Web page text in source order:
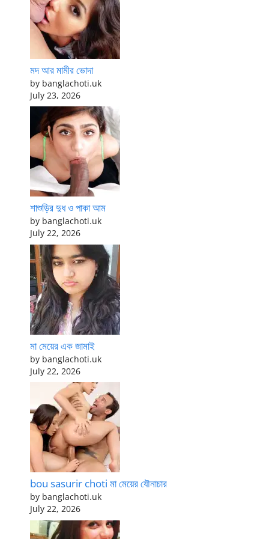
মদ আর মামীর ভোদা
by banglachoti.uk
July 23, 2026
শাশুড়ির দুধ ও পাকা আম
by banglachoti.uk
July 22, 2026
মা মেয়ের এক জামাই
by banglachoti.uk
July 22, 2026
bou sasurir choti মা মেয়ের যৌনাচার
by banglachoti.uk
July 22, 2026